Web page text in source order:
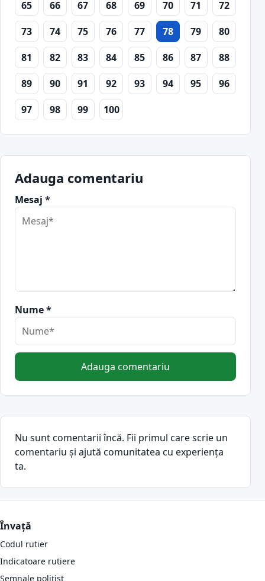
65
66 67 68 69 70 71
72
73
74 75 76 77 78 79
80
81
82 83 84 85 86 87
88
89
90 91 92 93 94 95
96
97
98 99 100
Adauga comentariu
Mesaj *
Nume *
Adauga comentariu
Nu sunt comentarii încă. Fii primul care scrie un
comentariu și ajută comunitatea cu experiența
ta.
Învață
Codul rutier
Indicatoare rutiere
Semnale polițist